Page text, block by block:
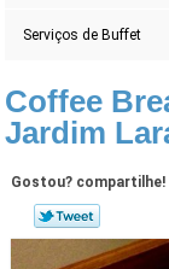
Serviços de Buffet
Coffee
Jardim
Gostou? compartilhe!